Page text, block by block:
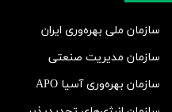
سازمان ملی بهره‌وری ایران
سازمان مدیریت صنعتی
سازمان بهره‌وری آسیا APO